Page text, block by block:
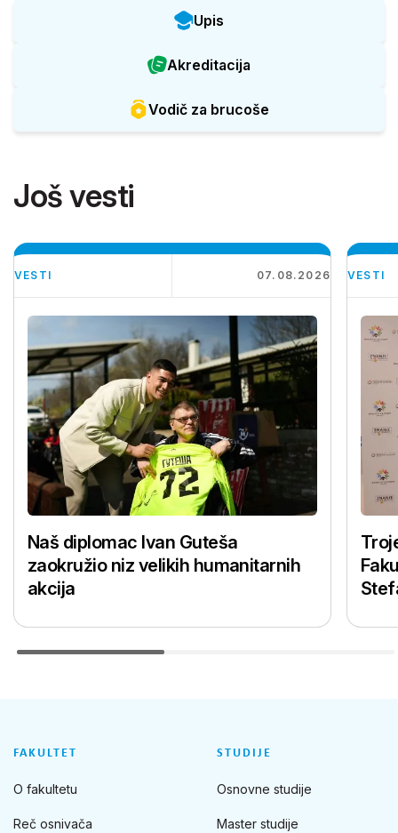
Upis
Akreditacija
Vodič za brucoše
Još vesti
VESTI 07.08.2026
Naš diplomac Ivan Guteša
zaokružio niz velikih humanitarnih
akcija
VESTI
FAKULTET
O fakultetu
Reč osnivača
STUDIJE
Osnovne studije
Master studije